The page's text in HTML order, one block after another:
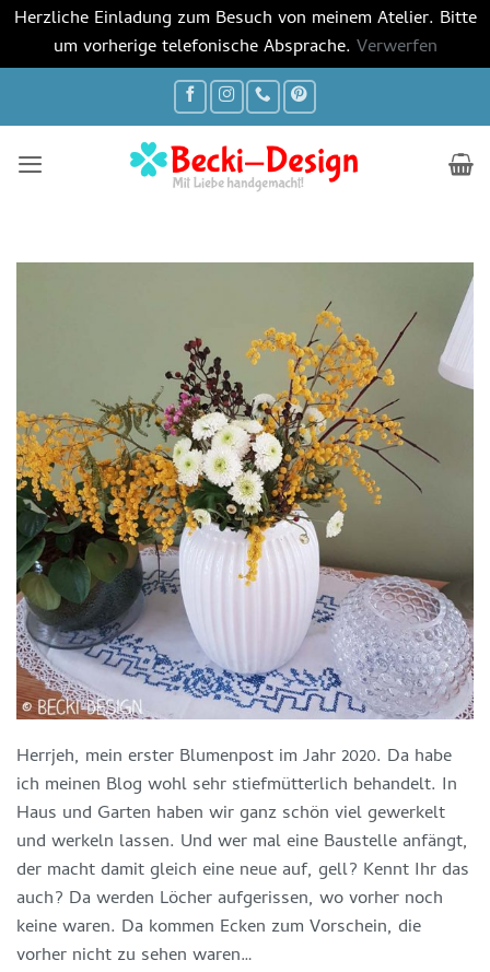
Herzliche Einladung zum Besuch von meinem Atelier. Bitte
um vorherige telefonische Absprache. Verwerfen
Herrjeh, mein erster Blumenpost im Jahr 2020. Da habe
ich meinen Blog wohl sehr stiefmütterlich behandelt. In
Haus und Garten haben wir ganz schön viel gewerkelt
und werkeln lassen. Und wer mal eine Baustelle anfängt,
der macht damit gleich eine neue auf, gell? Kennt Ihr das
auch? Da werden Löcher aufgerissen, wo vorher noch
keine waren. Da kommen Ecken zum Vorschein, die
vorher nicht zu sehen waren…